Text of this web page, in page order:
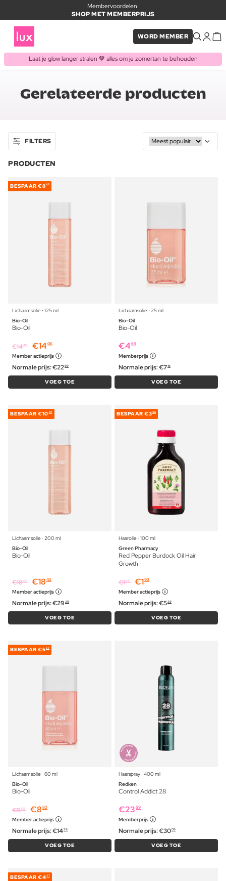
Membervoordelen:
SHOP MET MEMBERPRIJS
WORD MEMBER
Laat je glow langer stralen 🤎 alles om je zomertan te behouden
Gerelateerde producten
FILTERS
PRODUCTEN
BESPAAR €893
Lichaamsolie ⋅ 125 ml
Bio-Oil
Bio-Oil
€1449 €14 06
Member actieprijs
Normale prijs:€2299
VOEG TOE
Lichaamsolie ⋅ 25 ml
Bio-Oil
Bio-Oil
€4 69
Memberprijs
Normale prijs:€719
VOEG TOE
BESPAAR €10 87
Lichaamsolie ⋅ 200 ml
Bio-Oil
Bio-Oil
€1899 €18 42
Member actieprijs
Normale prijs:€29 29
VOEG TOE
BESPAAR €336
Haarolie ⋅ 100 ml
Green Pharmacy
Red Pepper Burdock Oil Hair
Growth
€199 €193
Member actieprijs
Normale prijs:€529
VOEG TOE
BESPAAR €557
Lichaamsolie ⋅ 60 ml
Bio-Oil
Bio-Oil
€909 €8 82
Member actieprijs
Normale prijs:€1439
VOEG TOE
Haarspray ⋅ 400 ml
Redken
Control Addict 28
€23 59
Memberprijs
Normale prijs:€3009
VOEG TOE
BESPAAR €437